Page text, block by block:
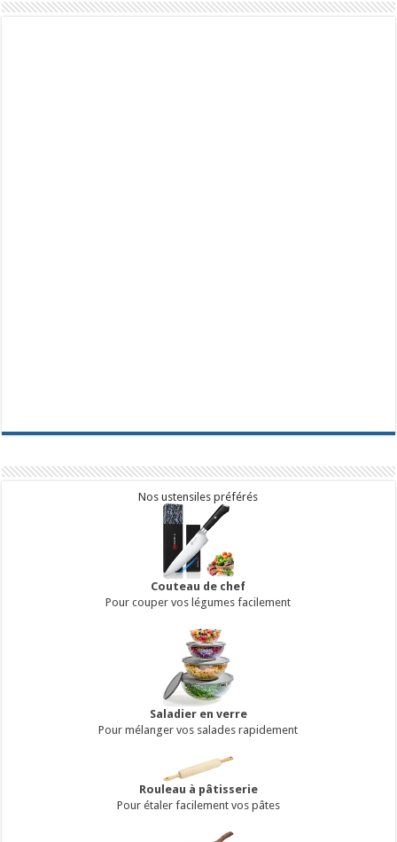
Nos ustensiles préférés
Couteau de chef
Pour couper vos légumes facilement
Saladier en verre
Pour mélanger vos salades rapidement
Rouleau à pâtisserie
Pour étaler facilement vos pâtes